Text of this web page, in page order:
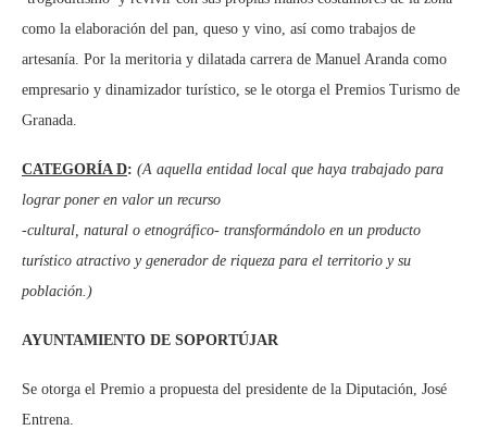
como la elaboración del pan, queso y vino, así como trabajos de
artesanía. Por la meritoria y dilatada carrera de Manuel Aranda como
empresario y dinamizador turístico, se le otorga el Premios Turismo de
Granada.
CATEGORÍA D: (A aquella entidad local que haya trabajado para
lograr poner en valor un recurso
-cultural, natural o etnográfico- transformándolo en un producto
turístico atractivo y generador de riqueza para el territorio y su
población.)
AYUNTAMIENTO DE SOPORTÚJAR
Se otorga el Premio a propuesta del presidente de la Diputación, José
Entrena.